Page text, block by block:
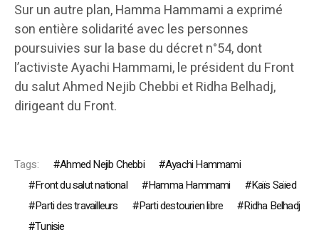
Sur un autre plan, Hamma Hammami a exprimé
son entière solidarité avec les personnes
poursuivies sur la base du décret n°54, dont
l’activiste Ayachi Hammami, le président du Front
du salut Ahmed Nejib Chebbi et Ridha Belhadj,
dirigeant du Front.
Tags: Ahmed Nejib Chebbi
Ayachi Hammami
Front du salut national
Hamma Hammami
Kaïs Saïed
Parti des travailleurs
Parti destourien libre
Ridha Belhadj
Tunisie